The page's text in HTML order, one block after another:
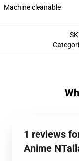
Machine cleanable
1 reviews
Anime